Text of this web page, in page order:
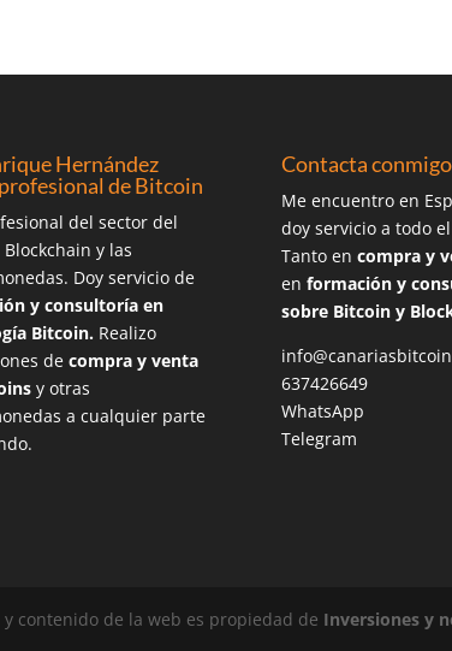
Hernández
de Bitcoin
del sector del
y las
Doy servicio de
y consultoría en
Bitcoin. Realizo
decompra y venta
y otras
a cualquier parte
Contacta conmigo
Me encuentro en
doy servicio a todo
Tanto en compra y
en formación y
sobre Bitcoin y
637426649
WhatsApp
Telegram
y contenido de la web es propiedad de Inversiones y